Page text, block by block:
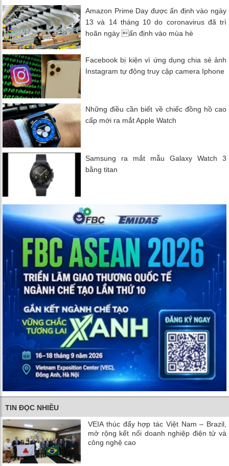
Amazon Prime Day được ấn định vào ngày
13 và 14 tháng 10 do coronavirus đã trì
hoãn ngày ấn định vào mùa hè
Facebook bị kiện vì ứng dụng chia sẻ ảnh
Instagram tự động truy cập camera Iphone
Những điều cần biết về chiếc đồng hồ cao
cấp mới ra mắt Apple Watch
Samsung ra mắt mẫu Galaxy Watch 3
bằng titan
TIN ĐỌC NHIỀU
VEIA thúc đẩy hợp tác Việt Nam – Brazil,
mở rộng kết nối doanh nghiệp điện tử và
công nghệ cao